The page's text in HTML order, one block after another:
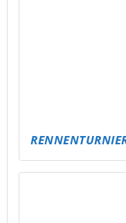
FREE FIRE